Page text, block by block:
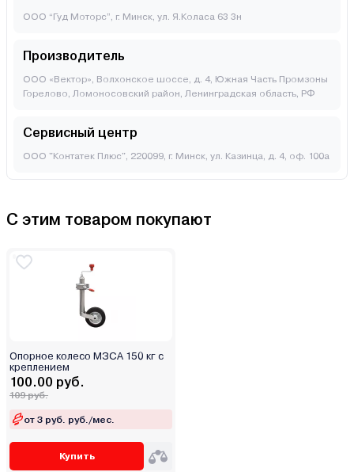
ООО “Гуд Моторс”, г. Минск, ул. Я.Коласа 63 3н
Производитель
ООО «Вектор», Волхонское шоссе, д. 4, Южная Часть Промзоны
Горелово, Ломоносовский район, Ленинградская область, РФ
Сервисный центр
ООО "Контатек Плюс", 220099, г. Минск, ул. Казинца, д. 4, оф. 100а
С этим товаром покупают
Опорное колесо МЗСА 150 кг с
креплением
100.00 руб.
109 руб.
от 3 руб. руб./мес.
Купить